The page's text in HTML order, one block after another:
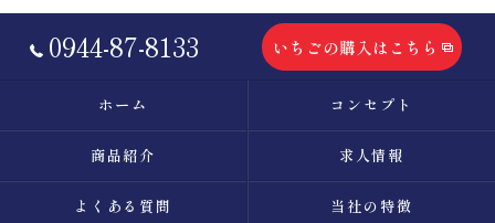
0944-87-8133 いちごの購入はこちら
ホーム コンセプト
商品紹介 求人情報
よくある質問 当社の特徴